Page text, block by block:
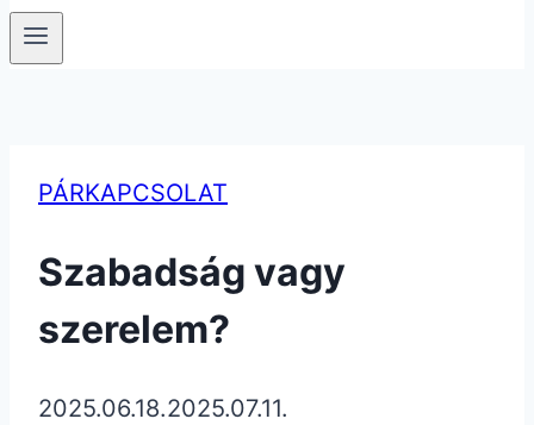
PÁRKAPCSOLAT
Szabadság vagy
szerelem?
2025.06.18.2025.07.11.